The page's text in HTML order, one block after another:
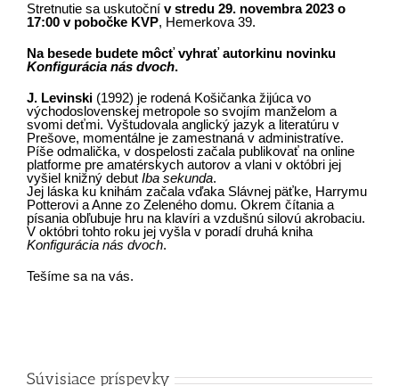
Stretnutie sa uskutoční v stredu 29. novembra 2023 o
17:00v pobočke KVP, Hemerkova 39.
Na besede budete môcť vyhrať autorkinu novinku
Konfigurácia nás dvoch.
J. Levinski(1992) je rodená Košičanka žijúca vo
východoslovenskej metropole so svojím manželom a
svomi deťmi. Vyštudovala anglický jazyk a literatúru v
Prešove, momentálne je zamestnaná v administratíve.
Píše odmalička, v dospelosti začala publikovať na online
platforme pre amatérskych autorov a vlani v októbri jej
vyšiel knižný debut Iba sekunda.
Jej láska ku knihám začala vďaka Slávnej päťke, Harrymu
Potterovi a Anne zo Zeleného domu. Okrem čítania a
písania obľubuje hru na klavíri a vzdušnú silovú akrobaciu.
V októbri tohto roku jej vyšla v poradí druhá kniha
Konfigurácia nás dvoch.
Tešíme sa na vás.
Súvisiace príspevky